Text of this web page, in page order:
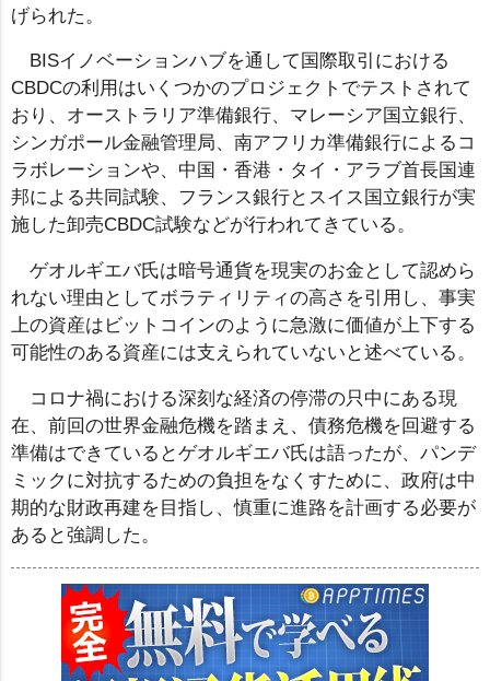
げられた。
BISイノベーションハブを通して国際取引における
CBDCの利用はいくつかのプロジェクトでテストされて
おり、オーストラリア準備銀行、マレーシア国立銀行、
シンガポール金融管理局、南アフリカ準備銀行によるコ
ラボレーションや、中国・香港・タイ・アラブ首長国連
邦による共同試験、フランス銀行とスイス国立銀行が実
施した卸売CBDC試験などが行われてきている。
ゲオルギエバ氏は暗号通貨を現実のお金として認めら
れない理由としてボラティリティの高さを引用し、事実
上の資産はビットコインのように急激に価値が上下する
可能性のある資産には支えられていないと述べている。
コロナ禍における深刻な経済の停滞の只中にある現
在、前回の世界金融危機を踏まえ、債務危機を回避する
準備はできているとゲオルギエバ氏は語ったが、パンデ
ミックに対抗するための負担をなくすために、政府は中
期的な財政再建を目指し、慎重に進路を計画する必要が
あると強調した。